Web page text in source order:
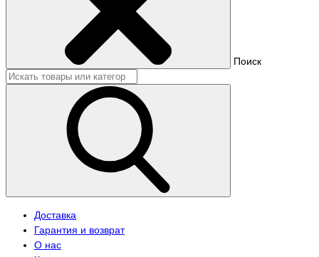
Поиск
Доставка
Гарантия и возврат
О нас